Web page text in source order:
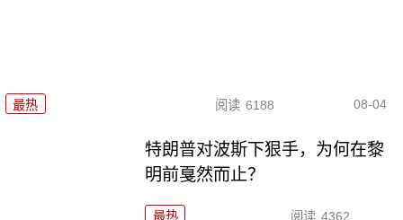
最热 阅读 6188 08-04
特朗普对波斯下狠手，为何在黎
明前戛然而止？
最热 阅读 4362